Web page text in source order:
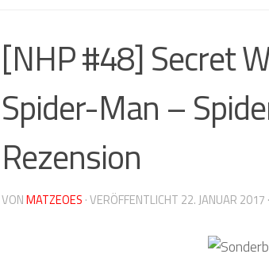
[NHP #48] Secret
Spider-Man –
Rezension
VONMATZEOES · VERÖFFENTLICHT 22. JANUAR 2017